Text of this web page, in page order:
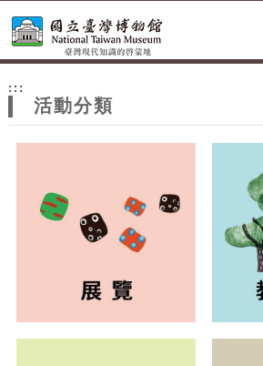
網
站
主
:::
活動分類